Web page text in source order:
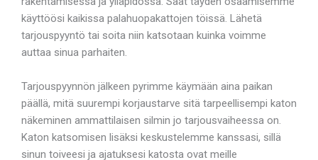
käyttöösi kaikissa palahuopakattojen töissä. Lähetä
tarjouspyyntö tai soita niin katsotaan kuinka voimme
auttaa sinua parhaiten.
Tarjouspyynnön jälkeen pyrimme käymään aina paikan
päällä, mitä suurempi korjaustarve sitä tarpeellisempi katon
näkeminen ammattilaisen silmin jo tarjousvaiheessa on.
Katon katsomisen lisäksi keskustelemme kanssasi, sillä
sinun toiveesi ja ajatuksesi katosta ovat meille